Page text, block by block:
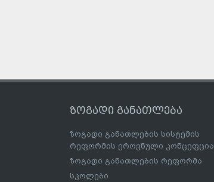
ზოგადი განათლება
ზოგადი განათლების სისტემის
რეფორმის ეროვნული კონცეფცია
ზოგადი განათლების რეფორმა
სკოლები